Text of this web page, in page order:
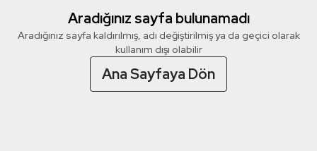
Aradığınız sayfa bulunamadı
Aradığınız sayfa kaldırılmış, adı değiştirilmiş ya da geçici olarak
kullanım dışı olabilir
Ana Sayfaya Dön